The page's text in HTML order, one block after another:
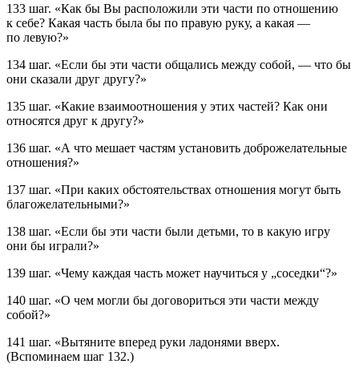
133 шаг. «Как бы Вы расположили эти части по отношению
к себе? Какая часть была бы по правую руку, а какая —
по левую?»
134 шаг. «Если бы эти части общались между собой, — что бы
они сказали друг другу?»
135 шаг. «Какие взаимоотношения у этих частей? Как они
относятся друг к другу?»
136 шаг. «А что мешает частям установить доброжелательные
отношения?»
137 шаг. «При каких обстоятельствах отношения могут быть
благожелательными?»
138 шаг. «Если бы эти части были детьми, то в какую игру
они бы играли?»
139 шаг. «Чему каждая часть может научиться у „соседки“?»
140 шаг. «О чем могли бы договориться эти части между
собой?»
141 шаг. «Вытяните вперед руки ладонями вверх.
(Вспоминаем шаг 132.)